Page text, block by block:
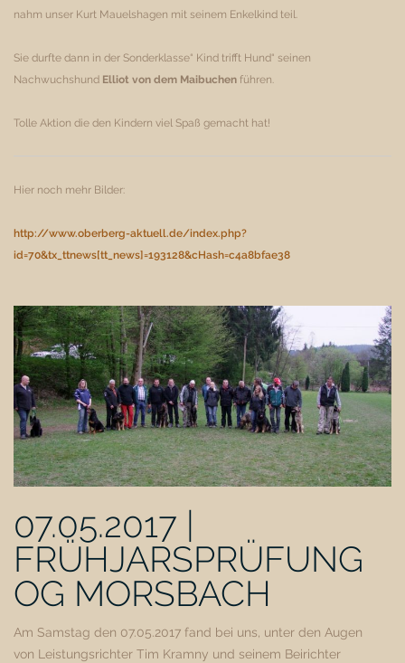
nahm unser Kurt Mauelshagen mit seinem Enkelkind teil.
Sie durfte dann in der Sonderklasse“ Kind trifft Hund“ seinen
Nachwuchshund Elliot von dem Maibuchen führen.
Tolle Aktion die den Kindern viel Spaß gemacht hat!
Hier noch mehr Bilder:
http://www.oberberg-aktuell.de/index.php?
id=70&tx_ttnews[tt_news]=193128&cHash=c4a8bfae38
07.05.2017 |
FRÜHJARSPRÜFUNG
OG MORSBACH
Am Samstag den 07.05.2017 fand bei uns, unter den Augen
von Leistungsrichter Tim Kramny und seinem Beirichter